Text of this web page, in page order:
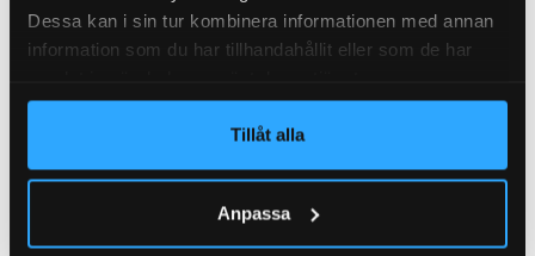
Dessa kan i sin tur kombinera informationen med annan
information som du har tillhandahållit eller som de har
Tillåt alla
Anpassa
UTMÄRKT
Baserat på138 recensioner